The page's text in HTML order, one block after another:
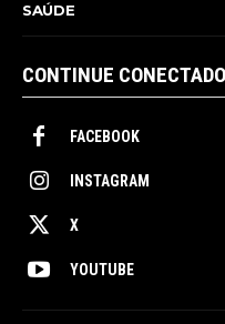
SAÚDE
CONTINUE CONECTADO
FACEBOOK
INSTAGRAM
X
YOUTUBE